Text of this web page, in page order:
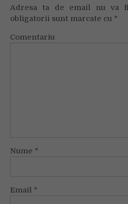
Adresa ta de email nu va fi
obligatorii sunt marcate cu *
Comentariu
Nume *
Email *